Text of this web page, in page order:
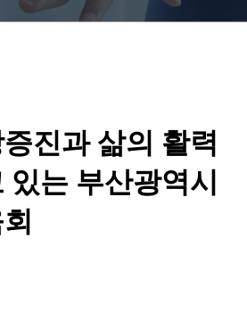
진과 삶의 활력
있는 부산광역시